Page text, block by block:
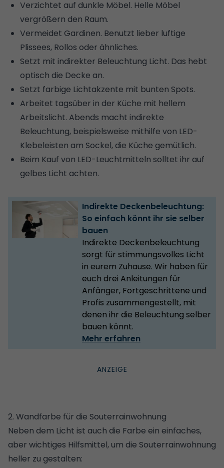
Verzichtet auf dunkle Möbel. Helle Möbel
vergrößern den Raum.
Vermeidet Gardinen. Benutzt lieber luftige
Plissees, Rollos oder ähnliches.
Setzt mit indirekter Beleuchtung Licht. Das hebt
optisch die Decke an.
Setzt farbige Lichtakzente mit bunten Spots.
Arbeitet tagsüber in der Küche mit hellem
Arbeitslicht. Abends macht indirekte
Beleuchtung, beispielsweise mithilfe von LED-
Klebeleisten am Sockel, die Küche gemütlich.
Beim Kauf von LED-Leuchtmitteln solltet ihr auf
gelbes Licht achten.
Indirekte Deckenbeleuchtung:
So einfach könnt ihr sie selber
bauen
Indirekte Deckenbeleuchtung
sorgt für stimmungsvolles Licht
in eurem Zuhause. Wir haben für
euch drei Anleitungen für
Anfänger, Fortgeschrittene und
Profis zusammengestellt, mit
denen ihr die Beleuchtung selber
bauen könnt.
Mehr erfahren
2. Wandfarbe für die Souterrainwohnung
Neben dem Licht ist auch die Farbe ein einfaches,
aber wichtiges Hilfsmittel, um die Souterrainwohnung
heller zu gestalten: